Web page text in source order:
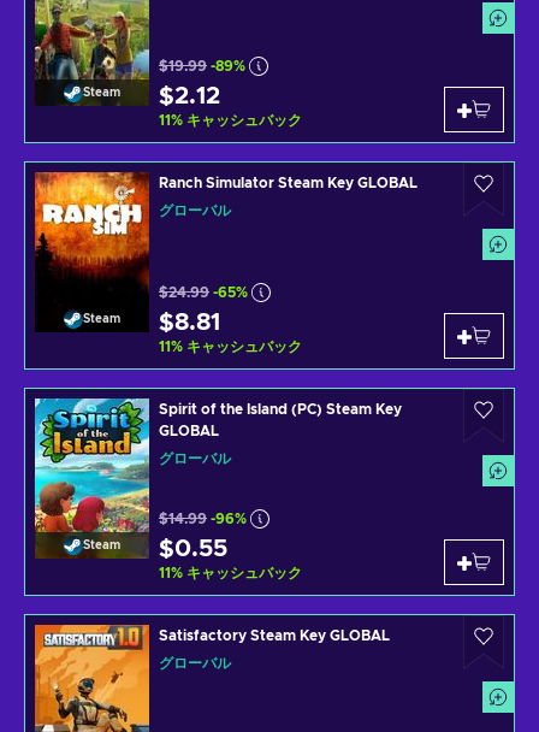
Steam
$19.99 -89%
$2.12
11% キャッシュバック
Steam
Ranch Simulator Steam Key GLOBAL
グローバル
$24.99 -65%
$8.81
11% キャッシュバック
Steam
Spirit of the Island (PC) Steam Key
GLOBAL
グローバル
$14.99 -96%
$0.55
11% キャッシュバック
Satisfactory Steam Key GLOBAL
グローバル